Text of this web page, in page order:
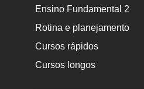
Ensino Fundamental 2
Rotina e planejamento
Cursos rápidos
Cursos longos